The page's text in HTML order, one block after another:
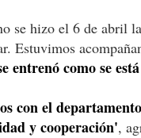
se hizo el 6 de abril
Estuvimos
entrenó como se
con el
y cooperación',